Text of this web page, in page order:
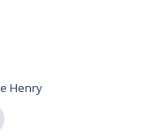
Henry